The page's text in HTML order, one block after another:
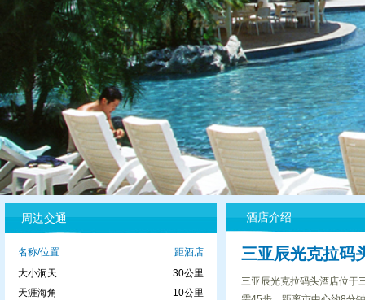
周边交通
名称/位置
距酒店
大小洞天
30公里
天涯海角
10公里
酒店介绍
三亚辰光克拉码
三亚辰光克拉码头酒店位于